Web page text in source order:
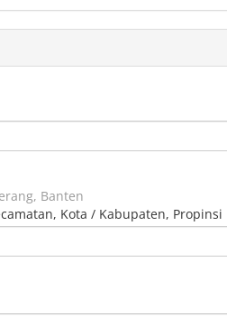
Banten
Kota / Kabupaten, Propinsi